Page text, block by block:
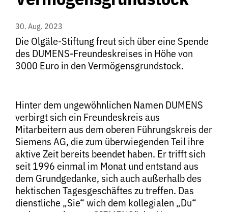
30. Aug. 2023
Die Olgäle-Stiftung freut sich über eine Spende
des DUMENS-Freundeskreises in Höhe von
3000 Euro in den Vermögensgrundstock.
Hinter dem ungewöhnlichen Namen DUMENS
verbirgt sich ein Freundeskreis aus
Mitarbeitern aus dem oberen Führungskreis der
Siemens AG, die zum überwiegenden Teil ihre
aktive Zeit bereits beendet haben. Er trifft sich
seit 1996 einmal im Monat und entstand aus
dem Grundgedanke, sich auch außerhalb des
hektischen Tagesgeschäftes zu treffen. Das
dienstliche „Sie“ wich dem kollegialen „Du“